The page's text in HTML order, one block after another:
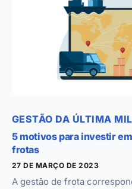
GESTÃO DA ÚLTIMA
5 motivos para investir
frotas
27 DE MARÇO DE 2023
A gestão de frota